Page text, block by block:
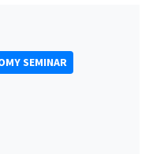
SEMINAR